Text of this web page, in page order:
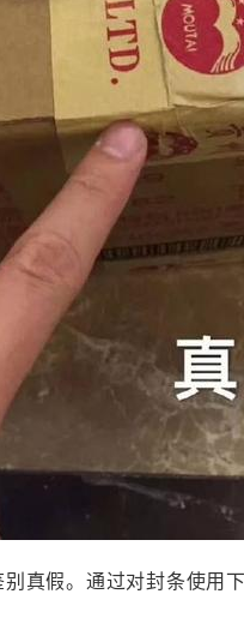
真假。通过对封条使用